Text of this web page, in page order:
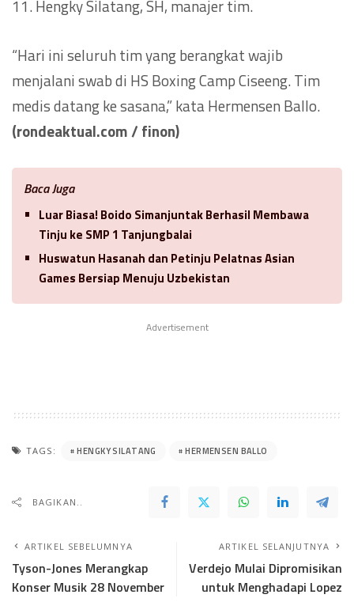
11. Hengky Silatang, SH, manajer tim.
“Hari ini seluruh tim yang berangkat wajib
menjalani swab di HS Boxing Camp Ciseeng. Tim
medis datang ke sasana,” kata Hermensen Ballo.
(rondeaktual.com / finon)
Baca Juga
Luar Biasa! Boido Simanjuntak Berhasil Membawa
Tinju ke SMP 1 Tanjungbalai
Huswatun Hasanah dan Petinju Pelatnas Asian
Games Bersiap Menuju Uzbekistan
Advertisement
TAGS: HENGKY SILATANG HERMENSEN BALLO
BAGIKAN..
ARTIKEL SEBELUMNYA
Tyson-Jones Merangkap
Konser Musik 28 November
ARTIKEL SELANJUTNYA
Verdejo Mulai Dipromisikan
untuk Menghadapi Lopez